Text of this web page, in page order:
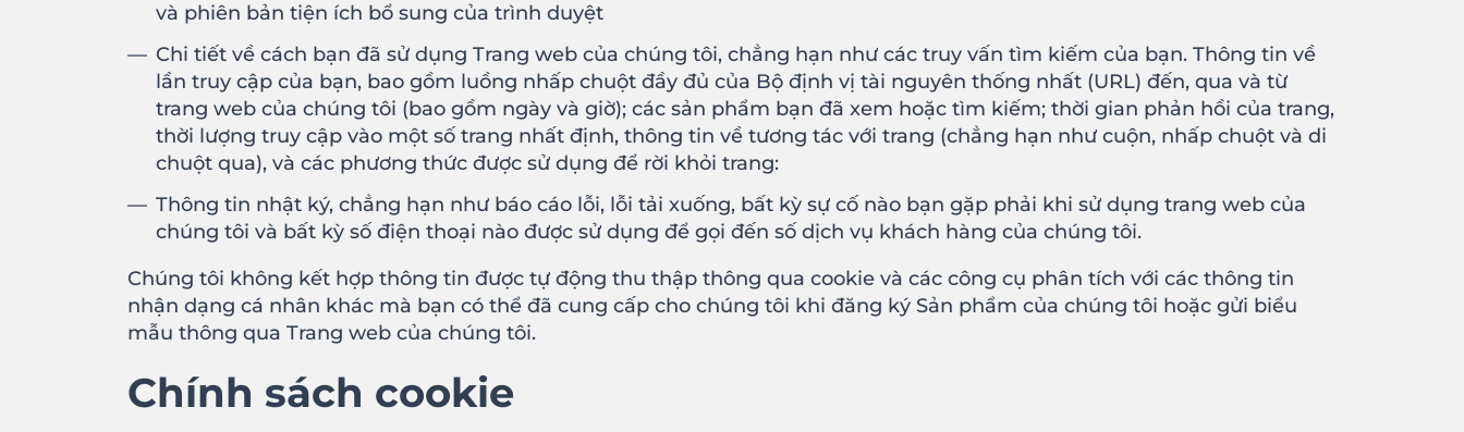
và phiên bản tiện ích bổ sung của trình duyệt
Chi tiết về cách bạn đã sử dụng Trang web của chúng tôi, chẳng hạn như các truy vấn tìm kiếm của bạn. Thông tin về
lần truy cập của bạn, bao gồm luồng nhấp chuột đầy đủ của Bộ định vị tài nguyên thống nhất (URL) đến, qua và từ
trang web của chúng tôi (bao gồm ngày và giờ); các sản phẩm bạn đã xem hoặc tìm kiếm; thời gian phản hồi của trang,
thời lượng truy cập vào một số trang nhất định, thông tin về tương tác với trang (chẳng hạn như cuộn, nhấp chuột và di
chuột qua), và các phương thức được sử dụng để rời khỏi trang:
Thông tin nhật ký, chẳng hạn như báo cáo lỗi, lỗi tải xuống, bất kỳ sự cố nào bạn gặp phải khi sử dụng trang web của
chúng tôi và bất kỳ số điện thoại nào được sử dụng để gọi đến số dịch vụ khách hàng của chúng tôi.
Chúng tôi không kết hợp thông tin được tự động thu thập thông qua cookie và các công cụ phân tích với các thông tin
nhận dạng cá nhân khác mà bạn có thể đã cung cấp cho chúng tôi khi đăng ký Sản phẩm của chúng tôi hoặc gửi biểu
mẫu thông qua Trang web của chúng tôi.
Chính sách cookie